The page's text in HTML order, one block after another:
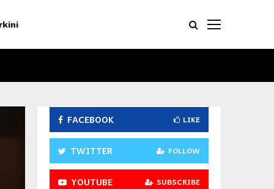
FACEBOOK LIKE
TWITTER FOLLOW
YOUTUBE SUBSCRIBE